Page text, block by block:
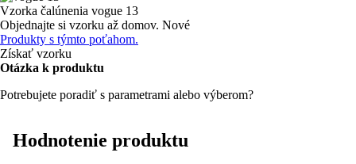
Vzorka čalúnenia vogue 13
Objednajte si vzorku až domov. Nové
Produkty s týmto poťahom.
Získať vzorku
Otázka k produktu
Potrebujete poradiť s parametrami alebo výberom?
Hodnotenie produktu